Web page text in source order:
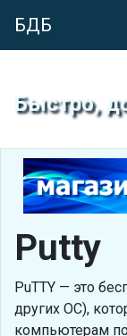
БДБ
Быстро,
Putty
PuTTY — это
других ОС),
компьютерам